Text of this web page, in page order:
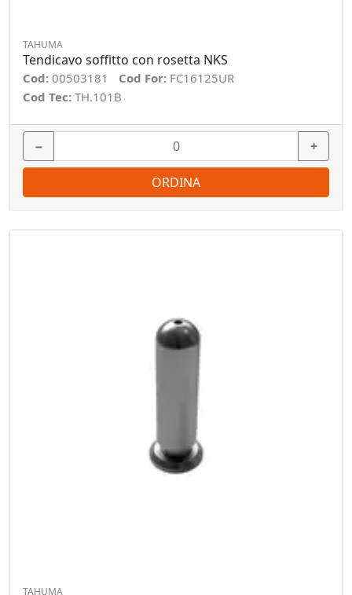
TAHUMA
Tendicavo soffitto con rosetta NKS
Cod: 00503181 Cod For: FC16125UR
Cod Tec: TH.101B
− +
ORDINA
TAHUMA